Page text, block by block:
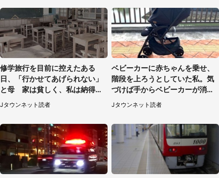
修学旅行を目前に控えたある
日、「行かせてあげられない」
と母 家は貧しく、私は納得し
たけれど...（北海道・70代以上
女性）
Jタウンネット読者
ベビーカーに赤ちゃんを乗せ、
階段を上ろうとしていた私。気
づけば手からベビーカーが消え
ていて（神奈川県・60代女性）
Jタウンネット読者